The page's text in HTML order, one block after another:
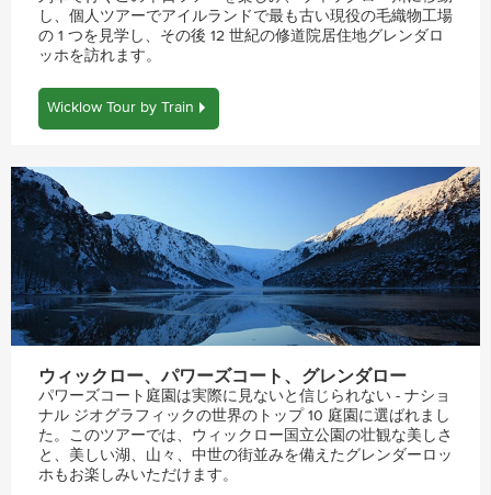
し、個人ツアーでアイルランドで最も古い現役の毛織物工場
の 1 つを見学し、その後 12 世紀の修道院居住地グレンダロ
ッホを訪れます。
Wicklow Tour by Train
ウィックロー、パワーズコート、グレンダロー
パワーズコート庭園は実際に見ないと信じられない - ナショ
ナル ジオグラフィックの世界のトップ 10 庭園に選ばれまし
た。このツアーでは、ウィックロー国立公園の壮観な美しさ
と、美しい湖、山々、中世の街並みを備えたグレンダーロッ
ホもお楽しみいただけます。